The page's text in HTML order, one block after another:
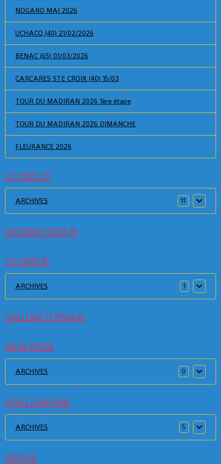
NOGARO MAI 2026
UCHACQ (40) 21/02/2026
BENAC (65) 01/03/2026
CARCARES STE CROIX (40) 15/03
TOUR DU MADIRAN 2026 1ère étape
TOUR DU MADIRAN 2026 DIMANCHE
FLEURANCE 2026
CLT ROUTE 65
ARCHIVES 11
CATEGORIES CROSS 65
CLT CROSS 65
ARCHIVES 1
CHALLENGE FEMININ 65
RAYON PRESSE
ARCHIVES 0
SOIREE CHAMPIONS
ARCHIVES 5
PRATIQUE